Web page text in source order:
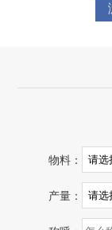
物料：
产量：